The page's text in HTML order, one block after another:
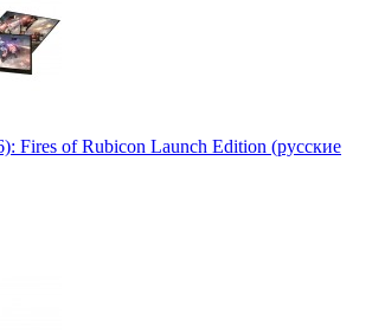
Fires of Rubicon Launch Edition (русские